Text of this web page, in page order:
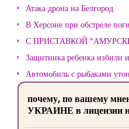
Атака дрона на Белгород
В Херсоне при обстреле
С ПРИСТАВКОЙ
Защитника ребенка избили
Автомобиль с рыбаками
почему, по вашему
УКРАИНЕ в лицензии